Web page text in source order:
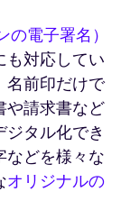
電子署名）
も対応してい
名前印だけで
や請求書など
タル化でき
などを様々な
オリジナルの